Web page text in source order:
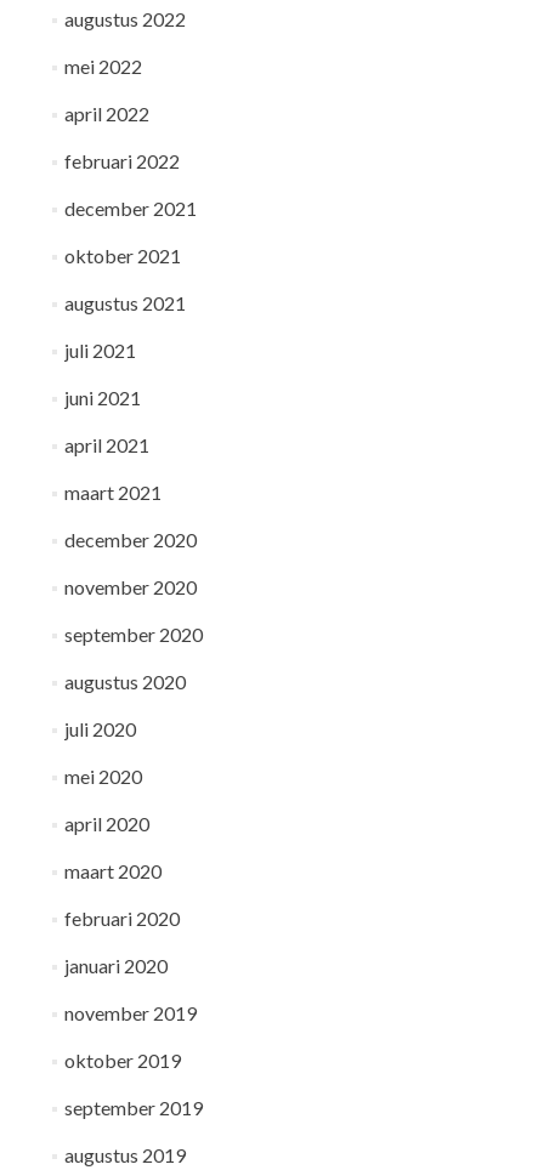
augustus 2022
mei 2022
april 2022
februari 2022
december 2021
oktober 2021
augustus 2021
juli 2021
juni 2021
april 2021
maart 2021
december 2020
november 2020
september 2020
augustus 2020
juli 2020
mei 2020
april 2020
maart 2020
februari 2020
januari 2020
november 2019
oktober 2019
september 2019
augustus 2019